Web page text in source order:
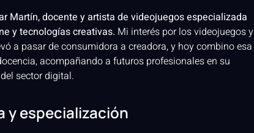
Martín, docente y artista de videojuegos especializada
y tecnologías creativas. Mi interés por los videojuegos y
a pasar de consumidora a creadora, y hoy combino esa
acompañando a futuros profesionales en su
sector digital.
y especialización